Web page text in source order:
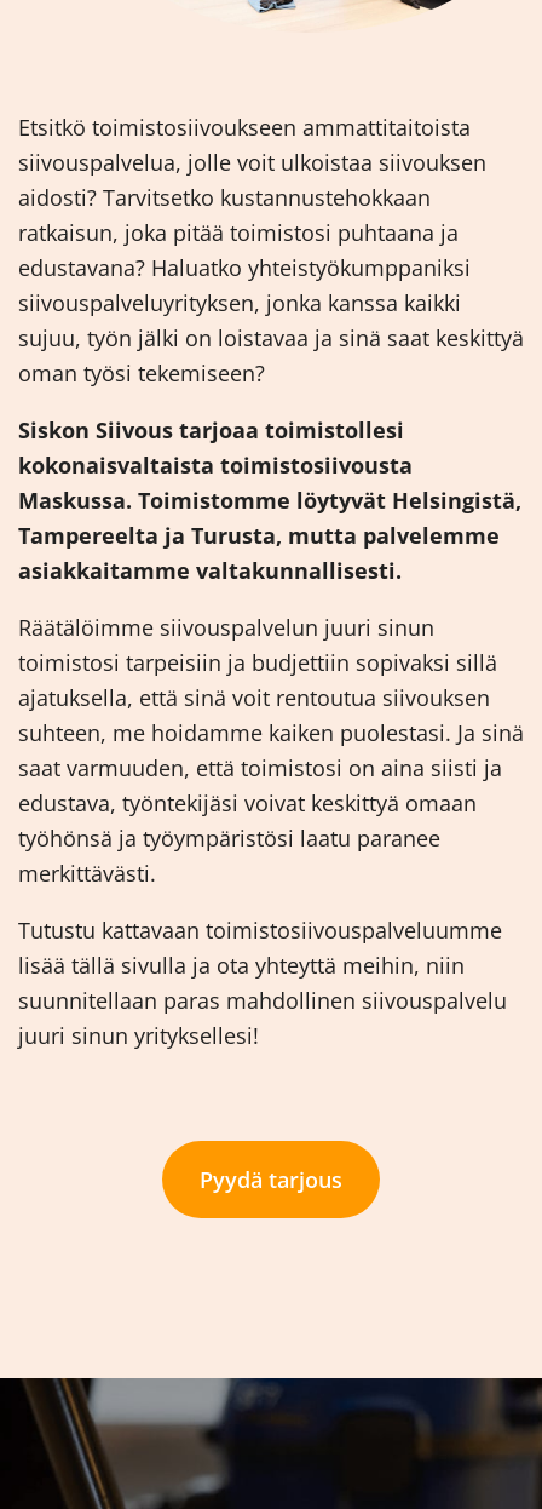
Etsitkö toimistosiivoukseen ammattitaitoista
siivouspalvelua, jolle voit ulkoistaa siivouksen
aidosti? Tarvitsetko kustannustehokkaan
ratkaisun, joka pitää toimistosi puhtaana ja
edustavana? Haluatko yhteistyökumppaniksi
siivouspalveluyrityksen, jonka kanssa kaikki
sujuu, työn jälki on loistavaa ja sinä saat keskittyä
oman työsi tekemiseen?
Siskon Siivous tarjoaa toimistollesi
kokonaisvaltaista toimistosiivousta
Maskussa. Toimistomme löytyvät Helsingistä,
Tampereelta ja Turusta, mutta palvelemme
asiakkaitamme valtakunnallisesti.
Räätälöimme siivouspalvelun juuri sinun
toimistosi tarpeisiin ja budjettiin sopivaksi sillä
ajatuksella, että sinä voit rentoutua siivouksen
suhteen, me hoidamme kaiken puolestasi. Ja sinä
saat varmuuden, että toimistosi on aina siisti ja
edustava, työntekijäsi voivat keskittyä omaan
työhönsä ja työympäristösi laatu paranee
merkittävästi.
Tutustu kattavaan toimistosiivouspalveluumme
lisää tällä sivulla ja ota yhteyttä meihin, niin
suunnitellaan paras mahdollinen siivouspalvelu
juuri sinun yrityksellesi!
Pyydä tarjous